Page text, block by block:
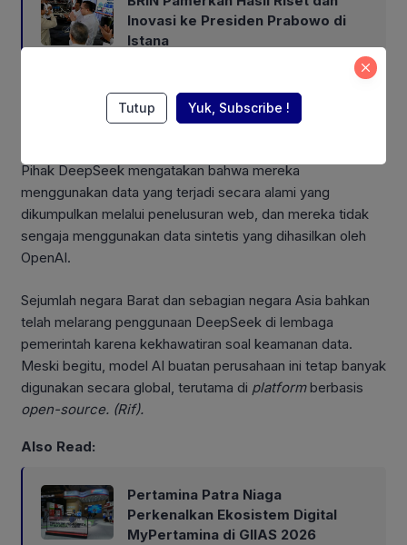
Inovasi ke Presiden Prabowo di
Istana
DeepSeek juga tidak segera menanggapi tudingan
Pemerintah AS. Namun Reutersmemberitakan kembali
Pihak DeepSeek mengatakan bahwa mereka
menggunakan data yang terjadi secara alami yang
dikumpulkan melalui penelusuran web, dan mereka tidak
sengaja menggunakan data sintetis yang dihasilkan oleh
OpenAI.
Sejumlah negara Barat dan sebagian negara Asia bahkan
telah melarang penggunaan DeepSeek di lembaga
pemerintah karena kekhawatiran soal keamanan data.
Meski begitu, model AI buatan perusahaan ini tetap banyak
digunakan secara global, terutama di platformberbasis
open-source. (Rif).
Also Read:
Pertamina Patra Niaga
Perkenalkan Ekosistem Digital
MyPertamina di GIIAS 2026
Tutup Yuk, Subscribe !